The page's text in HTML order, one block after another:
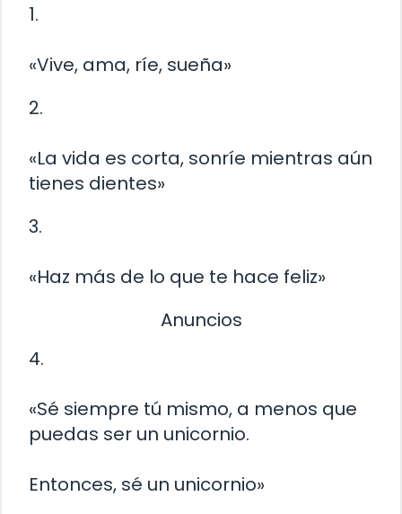
1.
«Vive, ama, ríe, sueña»
2.
«La vida es corta, sonríe mientras aún
tienes dientes»
3.
«Haz más de lo que te hace feliz»
Anuncios
4.
«Sé siempre tú mismo, a menos que
puedas ser un unicornio.
Entonces, sé un unicornio»